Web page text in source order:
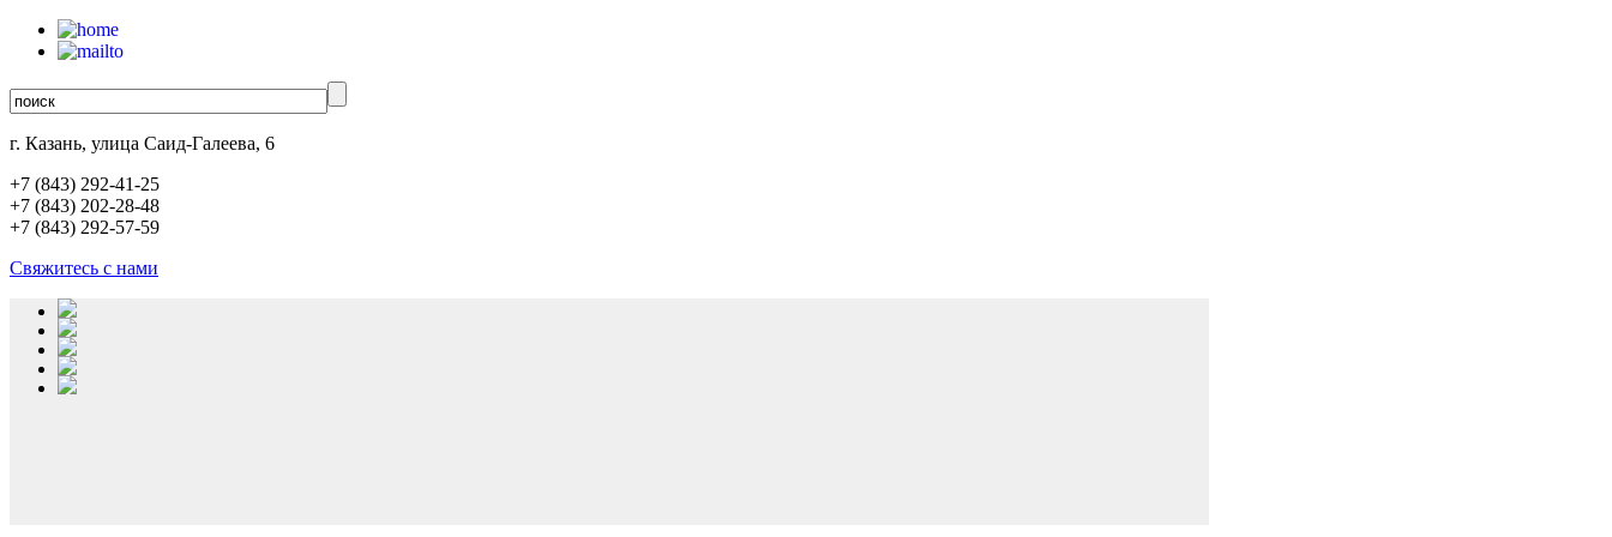
г. Казань, улица Саид-Галеева, 6
+7 (843) 292-41-25
+7 (843) 202-28-48
+7 (843) 292-57-59
Свяжитесь с нами